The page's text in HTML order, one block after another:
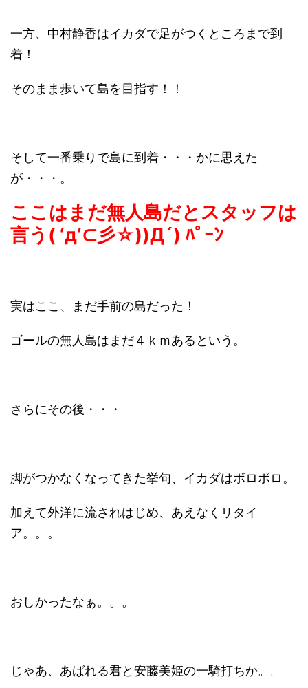
一方、中村静香はイカダで足がつくところまで到
着！
そのまま歩いて島を目指す！！
そして一番乗りで島に到着・・・かに思えた
が・・・。
ここはまだ無人島だとスタッフは
言う( ‘д‘⊂彡☆))Д´) ﾊﾟｰﾝ
実はここ、まだ手前の島だった！
ゴールの無人島はまだ４ｋｍあるという。
さらにその後・・・
脚がつかなくなってきた挙句、イカダはボロボロ。
加えて外洋に流されはじめ、あえなくリタイ
ア。。。
おしかったなぁ。。。
じゃあ、あばれる君と安藤美姫の一騎打ちか。。